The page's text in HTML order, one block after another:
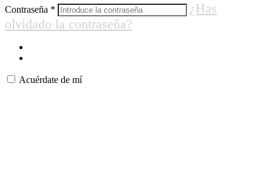
Contraseña *
¿Has
olvidado la contraseña?
Acuérdate de mí